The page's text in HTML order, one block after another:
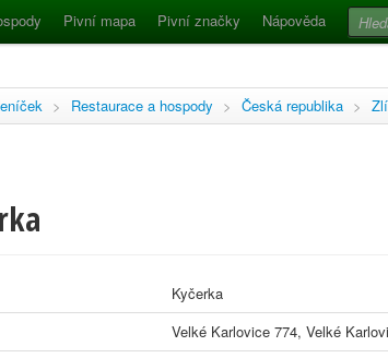
Pivní mapa Pivní značky Nápověda
> Restaurace a hospody > Česká republika >
Kyčerka
Velké Karlovice 774, Velké